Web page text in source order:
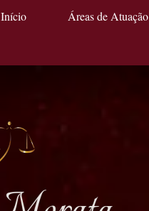
Início Áreas de Atuação